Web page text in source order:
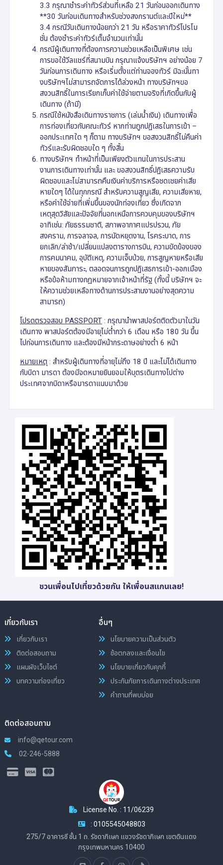
3.3 กรุณาชำระค่าทัวร์ส่วนที่เหลือ 21 วันก่อนออกเดินทาง
**30 วันก่อนเดินทางสำหรับช่วงสงกรานต์และปีใหม่**
3.4 กรณีวันเดินทางน้อยกว่า 21 วัน หรือราคาทัวร์โปรโม
ชั่น ต้องชำระค่าทัวร์เต็มจำนวนเท่านั้น
กรณีผู้เดินทางที่ต้องการความช่วยเหลือเป็นพิเศษ เช่น
การขอใช้วีลแชร์ที่สนามบิน กรุณาแจ้งบริษัทฯ อย่างน้อย 7
วันก่อนการเดินทาง หรือเริ่มตั้งแต่ท่านจองทัวร์ มิฉะนั้นทา
งบริษัทฯไม่สามารถจัดการได้ล่วงหน้า ทางบริษัทฯขอ
สงวนสิทธิ์ในการเรียกเก็บค่าใช้จ่ายตามจริงที่เกิดขึ้นกับผู้
เดินทาง (ถ้ามี)
กรณีใช้หนังสือเดินทางราชการ (เล่มน้ำเงิน) เดินทางเพื่อ
การท่องเที่ยวกับคณะทัวร์ หากท่านถูกปฏิเสธในการเข้า –
ออกประเทศใด ๆ ก็ตาม ทางบริษัทฯ ขอสงวนสิทธิ์ไม่คืนค่า
ทัวร์และรับผิดชอบใด ๆ ทั้งสิ้น
ทางบริษัทฯ ทำหน้าที่เป็นเพียงตัวแทนในการประสาน
งานการเดินทางเท่านั้น และ ขอสงวนสิทธิ์ปฏิเสธความรับ
ผิดชอบและไม่สามารถคืนเงินค่าบริการหรือชดเชยค่าเสีย
หายใดๆ ได้ในทุกกรณี สำหรับความสูญเสีย, ความเสียหาย,
หรือค่าใช้จ่ายที่เพิ่มขึ้นของนักท่องเที่ยว ซึ่งเกิดจาก
เหตุสุดวิสัยและปัจจัยที่นอกเหนือการควบคุมของบริษัทฯ
อาทิเช่น: ภัยธรรมชาติ, สภาพอากาศแปรปรวน, ภัย
สงคราม, การจลาจล, การนัดหยุดงาน, โรคระบาด, การ
ยกเลิก/ล่าช้า/เปลี่ยนแปลงตารางการบิน, ความขัดข้องของ
การคมนาคม, อุบัติเหตุ, ความเจ็บป่วย, การสูญหายหรือเสีย
หายของสัมภาระ, ตลอดจนการถูกปฏิเสธการเข้า-ออกเมือง
หรือข้อห้ามทางกฎหมายจากเจ้าหน้าที่รัฐ (ทั้งนี้ บริษัทฯ จะ
ให้ความช่วยเหลือทางด้านการประสานงานอย่างสุดความ
สามารถ)
โปรดตรวจสอบ PASSPORT : กรุณานำพาสปอร์ตติดตัวมาในวัน
เดินทาง พาสปอร์ตต้องมีอายุไม่ต่ำกว่า 6 เดือน หรือ 180 วัน ขึ้น
ไปก่อนการเดินทาง และต้องมีหน้ากระดาษอย่างต่ำ 6 หน้า
หมายเหตุ : สำหรับผู้เดินทางที่อายุไม่ถึง 18 ปี และไม่ได้เดินทาง
กับบิดา มารดา ต้องมีจดหมายยินยอมให้บุตรเดินทางไปต่าง
ประเทศจากบิดาหรือมารดาแนบมาด้วย
ชวนเพื่อนไปเที่ยวด้วยกัน ให้เพื่อนสแกนเลย!
เกี่ยวกับเรา
เกี่ยวกับเรา
ติดต่อสอบถาม
แผนผังเว็บไซต์
บทความท่องเที่ยว
อื่นๆ
นโยบายความเป็นส่วนตัว
ข้อตกลงและเงื่อนไข
นโยบายเกี่ยวกับคุกกี้
ประกันภัยการเดินทางต่างประเทศ
คำถามที่พบบ่อย
ติดต่อสอบถาม
info@qetour.com
02-246-5888
License No. : 11/06239
: 0105545048803
275/7 อาคารซี ชั้น 1 ถ. รัชดาภิเษก แขวงรัชดาภิเษก เขตดินแดง
กรุงเทพมหานคร 10400